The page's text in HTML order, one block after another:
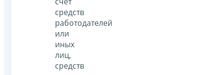
средств
работодателей
или
иных
лиц,
средств